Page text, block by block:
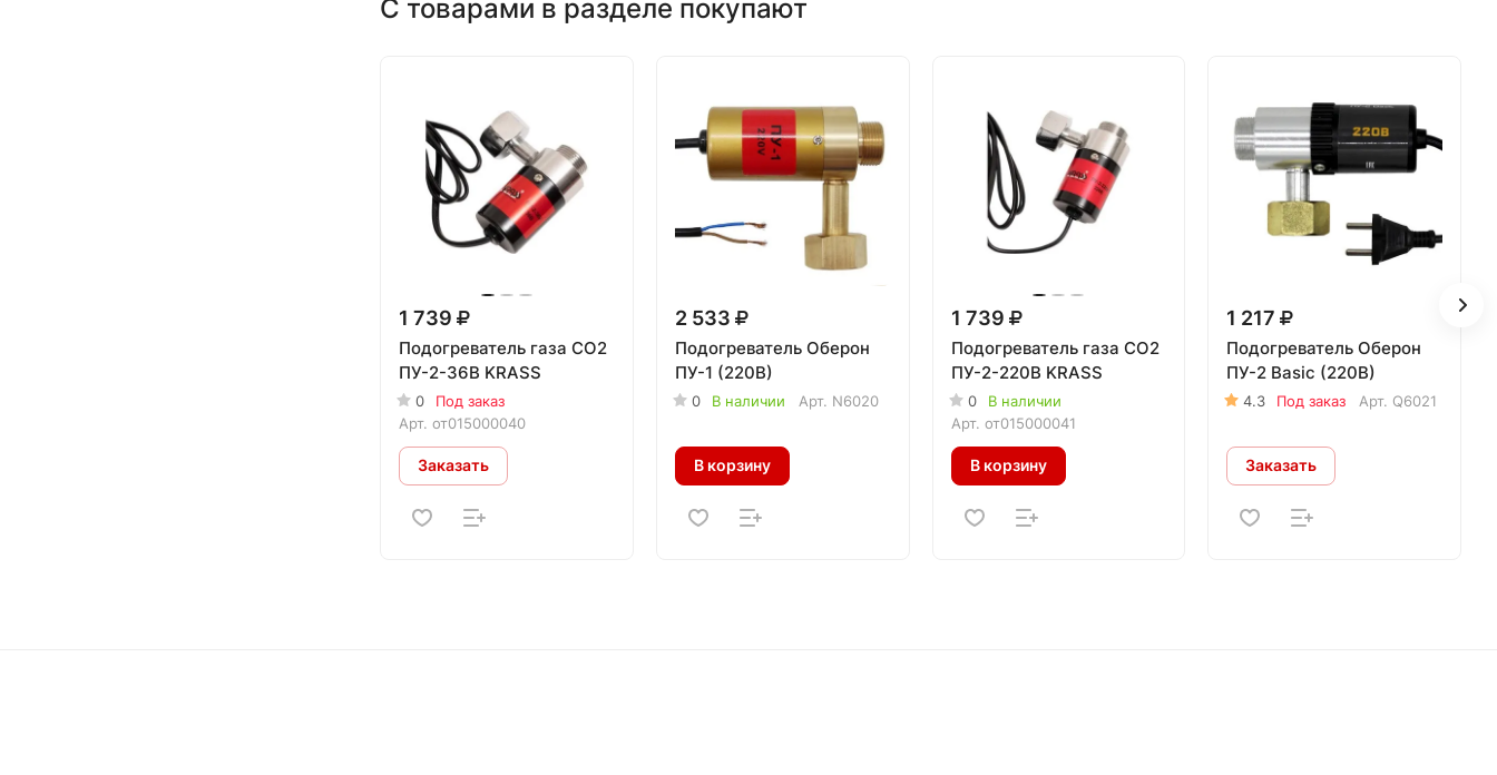
С товарами в разделе покупают
1 739
Подогреватель газа СО2
ПУ-2-36В KRASS
0
Под заказ
Арт. от015000040
Заказать
2 533
Подогреватель Оберон
ПУ-1 (220В)
0 В наличии Арт. N6020
В корзину
1 739
Подогреватель газа СО2
ПУ-2-220В KRASS
0
В наличии
Арт. от015000041
В корзину
1 217
Подогреватель Оберон
ПУ-2 Basic (220В)
4.3 Под заказ Арт. Q6021
Заказать